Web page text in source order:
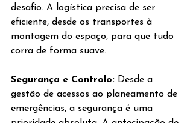
desafio. A logística precisa de ser
eficiente, desde os transportes à
montagem do espaço, para que tudo
corra de forma suave.
Segurança e Controlo: Desde a
gestão de acessos ao planeamento de
emergências, a segurança é uma